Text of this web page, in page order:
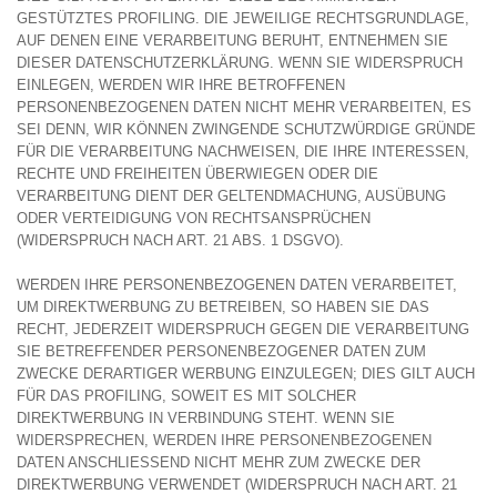
GESTÜTZTES PROFILING. DIE JEWEILIGE RECHTSGRUNDLAGE,
AUF DENEN EINE VERARBEITUNG BERUHT, ENTNEHMEN SIE
DIESER DATENSCHUTZERKLÄRUNG. WENN SIE WIDERSPRUCH
EINLEGEN, WERDEN WIR IHRE BETROFFENEN
PERSONENBEZOGENEN DATEN NICHT MEHR VERARBEITEN, ES
SEI DENN, WIR KÖNNEN ZWINGENDE SCHUTZWÜRDIGE GRÜNDE
FÜR DIE VERARBEITUNG NACHWEISEN, DIE IHRE INTERESSEN,
RECHTE UND FREIHEITEN ÜBERWIEGEN ODER DIE
VERARBEITUNG DIENT DER GELTENDMACHUNG, AUSÜBUNG
ODER VERTEIDIGUNG VON RECHTSANSPRÜCHEN
(WIDERSPRUCH NACH ART. 21 ABS. 1 DSGVO).
WERDEN IHRE PERSONENBEZOGENEN DATEN VERARBEITET,
UM DIREKTWERBUNG ZU BETREIBEN, SO HABEN SIE DAS
RECHT, JEDERZEIT WIDERSPRUCH GEGEN DIE VERARBEITUNG
SIE BETREFFENDER PERSONENBEZOGENER DATEN ZUM
ZWECKE DERARTIGER WERBUNG EINZULEGEN; DIES GILT AUCH
FÜR DAS PROFILING, SOWEIT ES MIT SOLCHER
DIREKTWERBUNG IN VERBINDUNG STEHT. WENN SIE
WIDERSPRECHEN, WERDEN IHRE PERSONENBEZOGENEN
DATEN ANSCHLIESSEND NICHT MEHR ZUM ZWECKE DER
DIREKTWERBUNG VERWENDET (WIDERSPRUCH NACH ART. 21